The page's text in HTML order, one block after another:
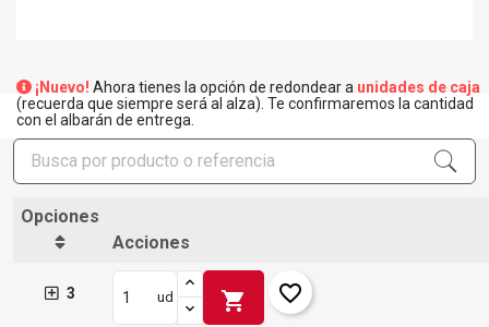
Añadir a la lista de deseos
Crear lista de deseos
Nombre de la lista de deseos
Iniciar sesión
Debe iniciar sesión para guardar productos en su lista de
deseos.
¡Nuevo! Ahora tienes la opción de redondear a unidades de caja
(recuerda que siempre será al alza). Te confirmaremos la cantidad
con el albarán de entrega.
Opciones
Acciones
3 ud shopping_cart favorite_border